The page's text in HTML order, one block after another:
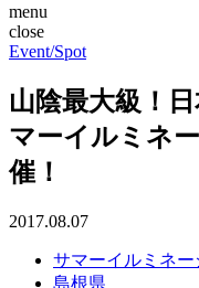
menu
close
Event/Spot
山陰最大級！
マーイルミネ
催！
2017.08.07
サマーイルミネー
島根県